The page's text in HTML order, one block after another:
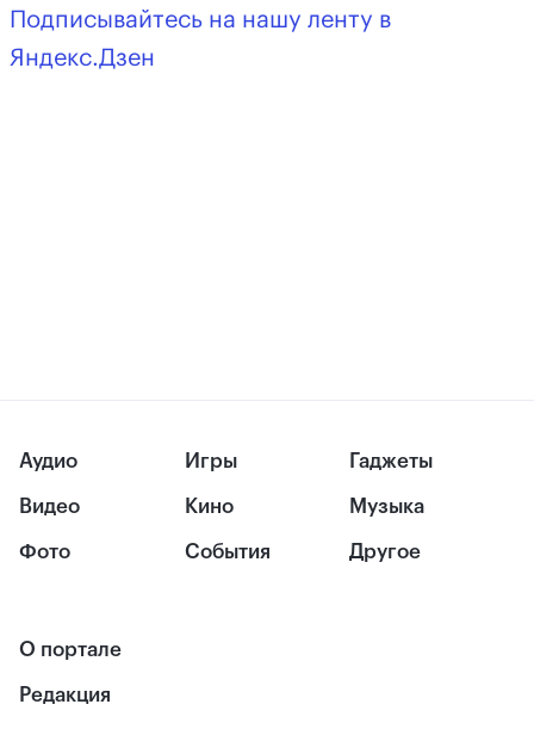
Подписывайтесь на нашу ленту в
Яндекс.Дзен
Аудио
Видео
Фото
Игры
Кино
События
Гаджеты
Музыка
Другое
О портале
Редакция